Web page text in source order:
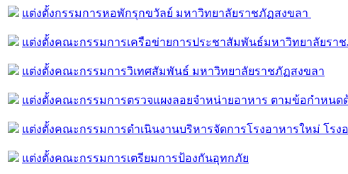
แต่งตั้งกรรมการหอพักรุกขวัลย์ มหาวิทยาลัยราชภัฏสงขลา
แต่งตั้งคณะกรรมการเครือข่ายการประชาสัมพันธ์มหาวิทยาลัยรา
แต่งตั้งคณะกรรมการวิเทศสัมพันธ์ มหาวิทยาลัยราชภัฏสงขลา
แต่งตั้งคณะกรรมการตรวจแผงลอยจำหน่ายอาหาร ตามข้อกำหน
แต่งตั้งคณะกรรมการดำเนินงานบริหารจัดการโรงอาหารใหม่ โร
แต่งตั้งคณะกรรมการเตรียมการป้องกันอุทกภัย